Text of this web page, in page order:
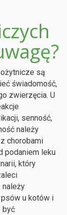
są
świadomość,
zwierzęcia. U
senność,
należy
chorobami
podaniem leku
który
należy
u kotów i
być